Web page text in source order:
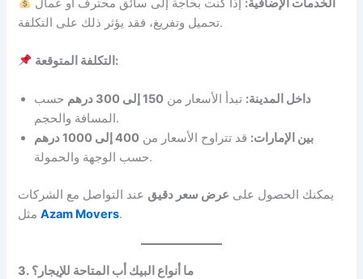
الخدمات الإضافية: إذا كنت بحاجة إلى سائق محترف أو عمال
تحميل وتفريغ، فقد يؤثر ذلك على التكلفة.
التكلفة المتوقعة:
داخل المدينة: تبدأ الأسعار من 150 إلى 300 درهم
حسب
المسافة والحجم.
بين الإمارات: قد تتراوح الأسعار من 400 إلى 1000 درهم
حسب الوجهة والحمولة.
يمكنك الحصول على عرض سعر دقيق عند التواصل مع الشركات
مثلAzam Movers.
3. ما أنواع البيك أب المتاحة للإيجار؟